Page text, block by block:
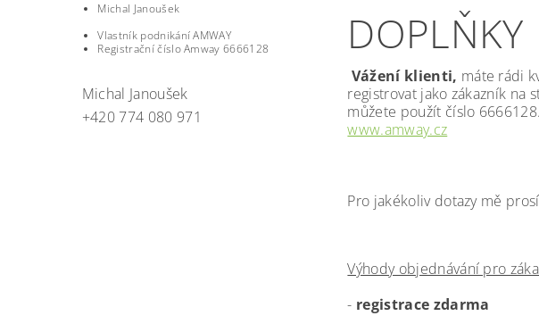
Michal Janoušek
Vlastník podnikání AMWAY
Registrační číslo Amway 6666128
Michal Janoušek
+420 774 080 971
DOPLŇKY
Vážení klienti, máte rádi
registrovat jako zákazník na
můžete použít číslo
www.amway.cz
Pro jakékoliv dotazy mě
Výhody objednávání pro
- registrace zdarma